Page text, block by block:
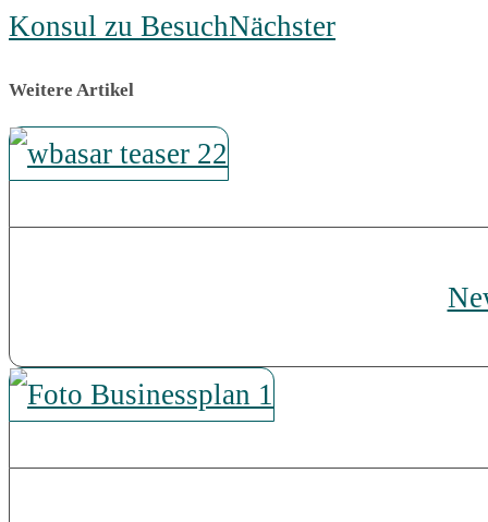
Konsul zu BesuchNächster
Weitere Artikel